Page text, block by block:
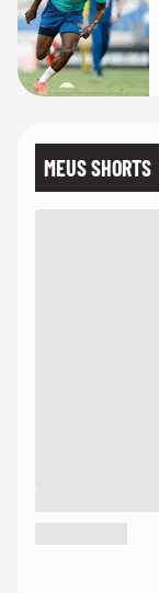
MEUS SHORTS